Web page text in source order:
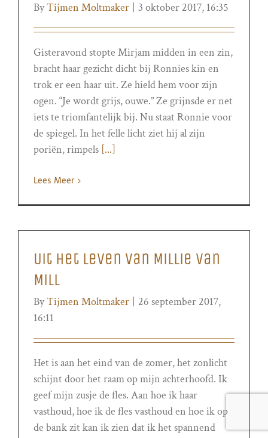
ByTijmen Moltmaker 3 oktober 2017, 16:35
Gisteravond stopte Mirjam midden in een zin,
bracht haar gezicht dicht bij Ronnies kin en
trok er een haar uit. Ze hield hem voor zijn
ogen. “Je wordt grijs, ouwe.” Ze grijnsde er net
iets te triomfantelijk bij. Nu staat Ronnie voor
de spiegel. In het felle licht ziet hij al zijn
poriën, rimpels [...]
Lees Meer
Uit het leven van Millie van
Mill
ByTijmen Moltmaker
26 september 2017,
16:11
Het is aan het eind van de zomer, het zonlicht
schijnt door het raam op mijn achterhoofd. Ik
geef mijn zusje de fles. Aan hoe ik haar
vasthoud, hoe ik de fles vasthoud en hoe ik op
de bank zit kan ik zien dat ik het spannend